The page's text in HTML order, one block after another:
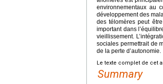
environnementaux au
développement des
des télomères peut
important dans
vieillissement.
sociales permettrait de
de la perte d’autonomie.
Le texte complet de cet
Summary